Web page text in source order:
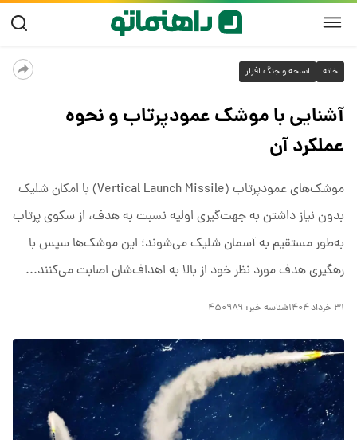
خانه اسلحه و جنگ افزار
آشنایی با موشک عمودپرتاب و نحوه
عملکرد آن
موشک‌های عمودپرتاب (Vertical Launch Missile) با امکان شلیک
بدون نیاز داشتن به جهت‌گیری اولیه نسبت به هدف، از سکوی پرتاب
به‌طور مستقیم به آسمان شلیک می‌شوند؛ این موشک‌ها سپس با
رهگیری هدف مورد نظر خود از بالا به اهداف‌شان اصابت می‌کنند...
۳۱ خرداد ۱۴۰۴ شناسه خبر: ۴۵۰۹۸۹